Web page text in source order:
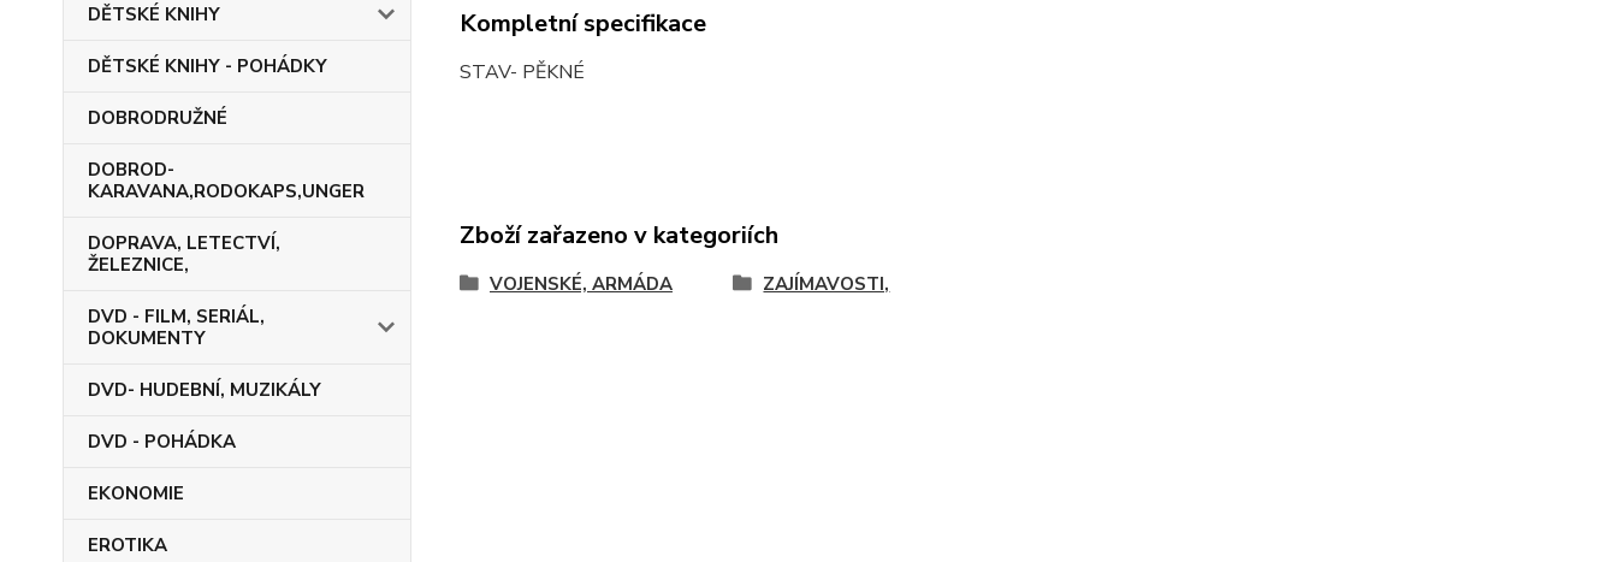
DĚTSKÉ KNIHY
DĚTSKÉ KNIHY - POHÁDKY
DOBRODRUŽNÉ
DOBROD-
KARAVANA,RODOKAPS,UNGER
DOPRAVA, LETECTVÍ,
ŽELEZNICE,
DVD - FILM, SERIÁL,
DOKUMENTY
DVD- HUDEBNÍ, MUZIKÁLY
DVD - POHÁDKA
EKONOMIE
EROTIKA
Kompletní specifikace
STAV- PĚKNÉ
Zboží zařazeno v kategoriích
VOJENSKÉ, ARMÁDA ZAJÍMAVOSTI,